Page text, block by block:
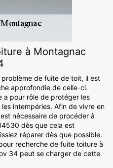
à Montagnac
de fuite de toit, il est
approfondie de celle-ci.
a pour rôle de protéger les
intempéries. Afin de vivre en
nécessaire de procéder à
dès que cela est
réparer dès que possible.
recherche de fuite toiture à
34 peut se charger de cette